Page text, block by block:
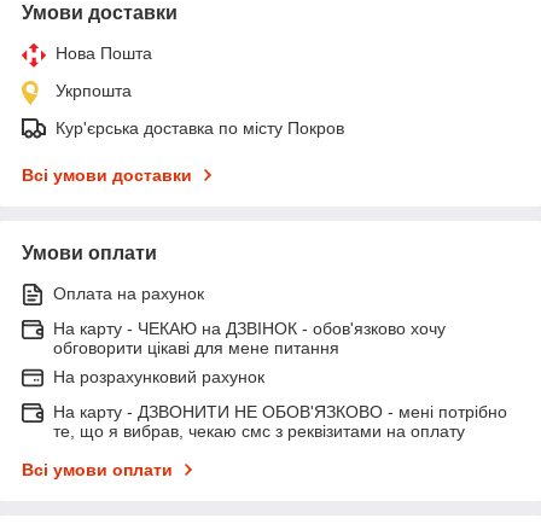
Умови доставки
Нова Пошта
Укрпошта
Кур'єрська доставка по місту Покров
Всі умови доставки
Умови оплати
Оплата на рахунок
На карту - ЧЕКАЮ на ДЗВІНОК - обов'язково хочу
обговорити цікаві для мене питання
На розрахунковий рахунок
На карту - ДЗВОНИТИ НЕ ОБОВ'ЯЗКОВО - мені потрібно
те, що я вибрав, чекаю смс з реквізитами на оплату
Всі умови оплати